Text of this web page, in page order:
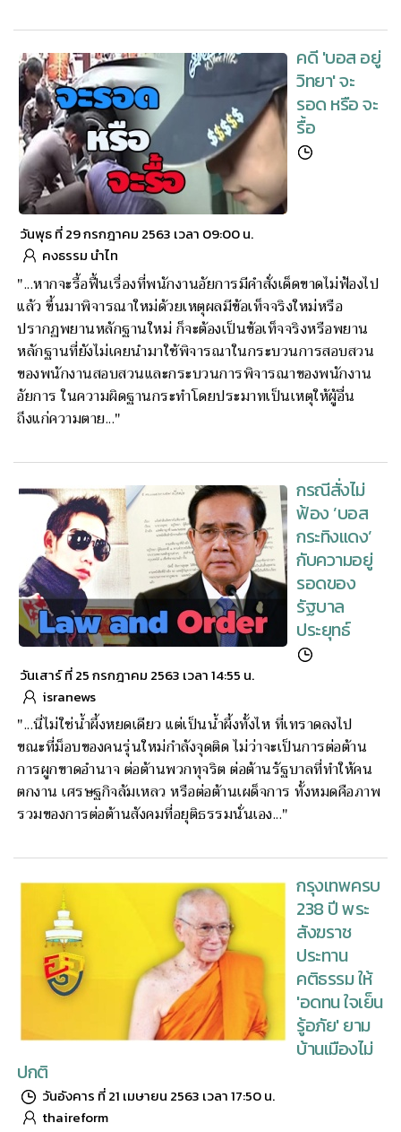
คดี 'บอส อยู่
วิทยา' จะ
รอด หรือ จะ
รื้อ
วันพุธ ที่ 29 กรกฎาคม 2563 เวลา 09:00 น.
คงธรรม นำไท
"...หากจะรื้อฟื้นเรื่องที่พนักงานอัยการมีคำสั่งเด็ดขาดไม่ฟ้องไป
แล้ว ขึ้นมาพิจารณาใหม่ด้วยเหตุผลมีข้อเท็จจริงใหม่หรือ
ปรากฏพยานหลักฐานใหม่ ก็จะต้องเป็นข้อเท็จจริงหรือพยาน
หลักฐานที่ยังไม่เคยนำมาใช้พิจารณาในกระบวนการสอบสวน
ของพนักงานสอบสวนและกระบวนการพิจารณาของพนักงาน
อัยการ ในความผิดฐานกระทำโดยประมาทเป็นเหตุให้ผู้อื่น
ถึงแก่ความตาย..."
กรณีสั่งไม่
ฟ้อง ’บอส
กระทิงแดง’
กับความอยู่
รอดของ
รัฐบาล
ประยุทธ์
วันเสาร์ ที่ 25 กรกฎาคม 2563 เวลา 14:55 น.
isranews
"...นี่ไม่ใช่น้ำผึ้งหยดเดียว แต่เป็นน้ำผึ้งทั้งไห ที่เทราดลงไป
ขณะที่ม็อบของคนรุ่นใหม่กำลังจุดติด ไม่ว่าจะเป็นการต่อต้าน
การผูกขาดอำนาจ ต่อต้านพวกทุจริต ต่อต้านรัฐบาลที่ทำให้คน
ตกงาน เศรษฐกิจล้มเหลว หรือต่อต้านเผด็จการ ทั้งหมดคือภาพ
รวมของการต่อต้านสังคมที่อยุติธรรมนั่นเอง..."
กรุงเทพครบ
238 ปี พระ
สังฆราช
ประทาน
คติธรรม ให้
'อดทน ใจเย็น
รู้อภัย' ยาม
บ้านเมืองไม่
ปกติ
วันอังคาร ที่ 21 เมษายน 2563 เวลา 17:50 น.
thaireform